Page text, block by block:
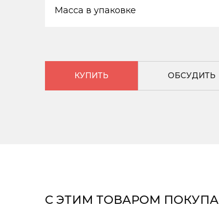
Масса в упаковке
КУПИТЬ ОБСУДИТЬ
С ЭТИМ ТОВАРОМ